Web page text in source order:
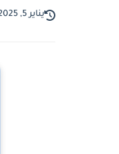
يناير 5, 2025